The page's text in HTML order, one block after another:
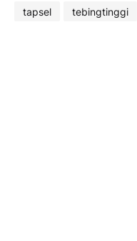
tapsel
tebingtinggi